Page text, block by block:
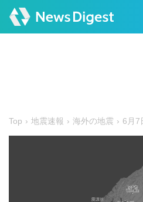
Top 地震速報 海外の地震 6月7